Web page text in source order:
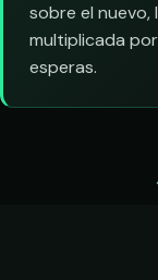
sobre el
multiplicada
esperas.